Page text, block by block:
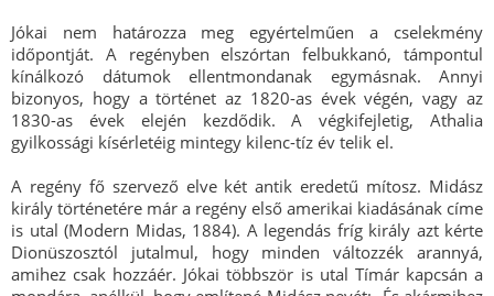
Jókai nem határozza meg egyértelműen a cselekmény
időpontját. A regényben elszórtan felbukkanó, támpontul
kínálkozó dátumok ellentmondanak egymásnak. Annyi
bizonyos, hogy a történet az 1820-as évek végén, vagy az
1830-as évek elején kezdődik. A végkifejletig, Athalia
gyilkossági kísérletéig mintegy kilenc-tíz év telik el.
A regény fő szervező elve két antik eredetű mítosz. Midász
király történetére már a regény első amerikai kiadásának címe
is utal (Modern Midas, 1884). A legendás fríg király azt kérte
Dionüszosztól jutalmul, hogy minden változzék arannyá,
amihez csak hozzáér. Jókai többször is utal Tímár kapcsán a